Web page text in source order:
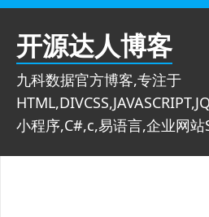
跳
开源达人博客
九科数据官方博客,专注于
小程序,C#,c,易语言,企业网